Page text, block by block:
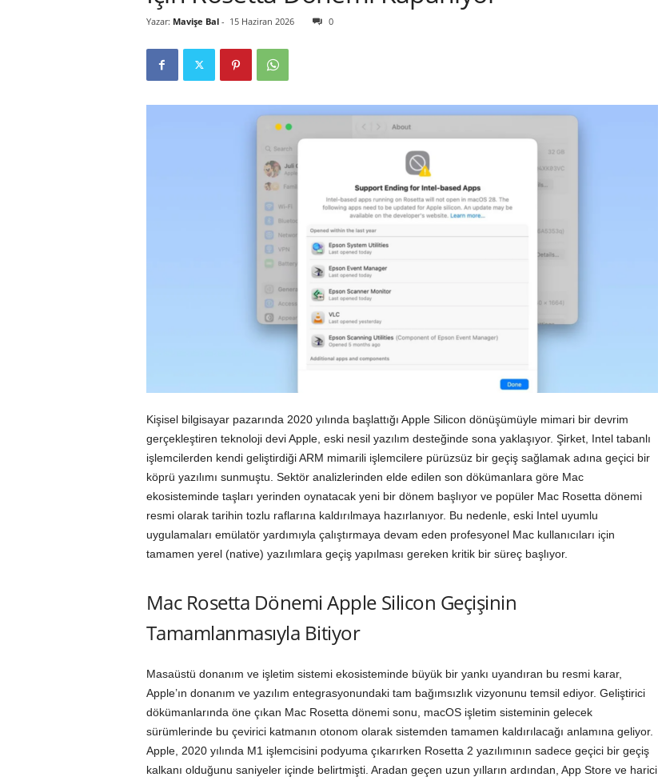
i
Yazar: Mavişe Bal- 15 Haziran 2026 0
Kişisel bilgisayar pazarında 2020 yılında başlattığı Apple Silicon dönüşümüyle mimari bir devrim
gerçekleştiren teknoloji devi Apple, eski nesil yazılım desteğinde sona yaklaşıyor. Şirket, Intel tabanlı
işlemcilerden kendi geliştirdiği ARM mimarili işlemcilere pürüzsüz bir geçiş sağlamak adına geçici bir
köprü yazılımı sunmuştu. Sektör analizlerinden elde edilen son dökümanlara göre Mac
ekosisteminde taşları yerinden oynatacak yeni bir dönem başlıyor ve popüler Mac Rosetta dönemi
resmi olarak tarihin tozlu raflarına kaldırılmaya hazırlanıyor. Bu nedenle, eski Intel uyumlu
uygulamaları emülatör yardımıyla çalıştırmaya devam eden profesyonel Mac kullanıcıları için
tamamen yerel (native) yazılımlara geçiş yapılması gereken kritik bir süreç başlıyor.
Mac Rosetta Dönemi Apple Silicon Geçişinin
Tamamlanmasıyla Bitiyor
Masaüstü donanım ve işletim sistemi ekosisteminde büyük bir yankı uyandıran bu resmi karar,
Apple’ın donanım ve yazılım entegrasyonundaki tam bağımsızlık vizyonunu temsil ediyor. Geliştirici
dökümanlarında öne çıkan Mac Rosetta dönemi sonu, macOS işletim sisteminin gelecek
sürümlerinde bu çevirici katmanın otonom olarak sistemden tamamen kaldırılacağı anlamına geliyor.
Apple, 2020 yılında M1 işlemcisini podyuma çıkarırken Rosetta 2 yazılımının sadece geçici bir geçiş
kalkanı olduğunu saniyeler içinde belirtmişti. Aradan geçen uzun yılların ardından, App Store ve harici